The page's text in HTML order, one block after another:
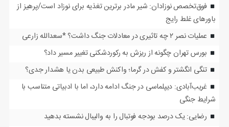
فوق‌تخصص نوزادان: شیر مادر برترین تغذیه برای نوزاد است/پرهیز از
باورهای غلط رایج
عملیات نصر ۲ چه تاثیری در معادلات جنگ داشت؟ *سعدالله زارعی
بورس تهران چگونه از ریزش به رکوردشکنی تغییر مسیر داد؟
تنگی انگشتر و کفش در گرما؛ واکنش طبیعی بدن یا هشدار جدی؟
غریب‌آبادی: دیپلماسی در جنگ ادامه دارد، اما با ادبیاتی متناسب با
شرایط جنگی
رضایی: یک درصد بودجه فوتبال را به والیبال نشسته بدهید